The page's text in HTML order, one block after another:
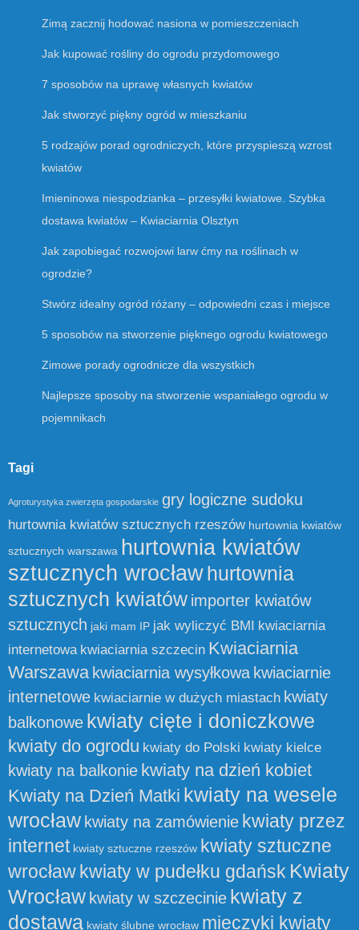
Zimą zacznij hodować nasiona w pomieszczeniach
Jak kupować rośliny do ogrodu przydomowego
7 sposobów na uprawę własnych kwiatów
Jak stworzyć piękny ogród w mieszkaniu
5 rodzajów porad ogrodniczych, które przyspieszą wzrost
kwiatów
Imieninowa niespodzianka – przesyłki kwiatowe. Szybka
dostawa kwiatów – Kwiaciarnia Olsztyn
Jak zapobiegać rozwojowi larw ćmy na roślinach w
ogrodzie?
Stwórz idealny ogród różany – odpowiedni czas i miejsce
5 sposobów na stworzenie pięknego ogrodu kwiatowego
Zimowe porady ogrodnicze dla wszystkich
Najlepsze sposoby na stworzenie wspaniałego ogrodu w
pojemnikach
Tagi
Agroturystyka zwierzęta gospodarskie gry logiczne sudoku
hurtownia kwiatów sztucznych rzeszów hurtownia kwiatów
sztucznych warszawa hurtownia kwiatów
sztucznych wrocławhurtownia
sztucznych kwiatów importer kwiatów
sztucznych jaki mam IP jak wyliczyć BMI kwiaciarnia
internetowa kwiaciarnia szczecin Kwiaciarnia
Warszawa kwiaciarnia wysyłkowa kwiaciarnie
internetowe kwiaciarnie w dużych miastach kwiaty
balkonowe kwiaty cięte i doniczkowe
kwiaty do ogrodu kwiaty do Polski kwiaty kielce
kwiaty na balkonie kwiaty na dzień kobiet
Kwiaty na Dzień Matki kwiaty na wesele
wrocław kwiaty na zamówienie kwiaty przez
internet kwiaty sztuczne rzeszów kwiaty sztuczne
wrocławkwiaty w pudełku gdańsk Kwiaty
Wrocław kwiaty w szczecinie kwiaty z
dostawą kwiaty ślubne wrocław mieczyki kwiaty